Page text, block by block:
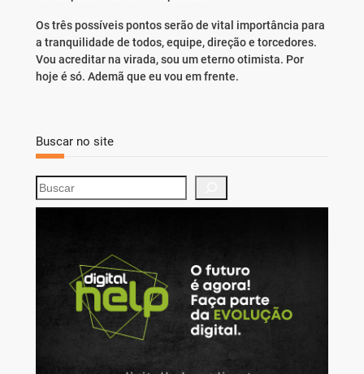
Os três possíveis pontos serão de vital importância para
a tranquilidade de todos, equipe, direção e torcedores.
Vou acreditar na virada, sou um eterno otimista. Por
hoje é só. Ademã que eu vou em frente.
Buscar no site
S
e